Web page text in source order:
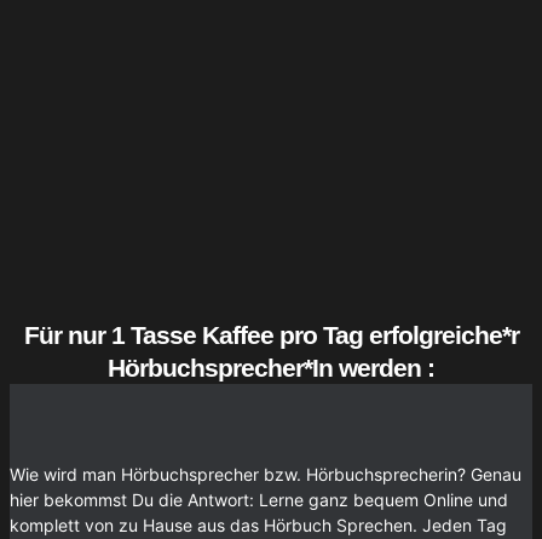
Für nur 1 Tasse Kaffee pro Tag erfolgreiche*r
Hörbuchsprecher*In werden :
Wie wird man Hörbuchsprecher bzw. Hörbuchsprecherin? Genau
hier bekommst Du die Antwort: Lerne ganz bequem Online und
komplett von zu Hause aus das Hörbuch Sprechen. Jeden Tag